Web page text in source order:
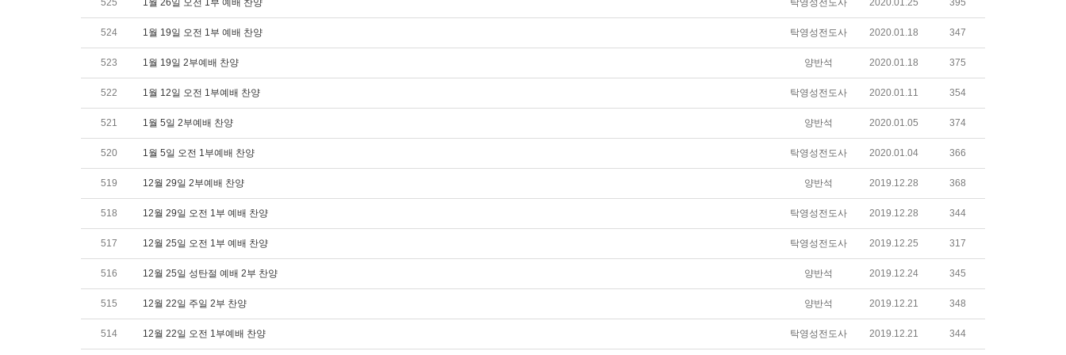
525 1월 26일 오전 1부 예배 찬양 탁영성전도사 2020.01.25 395
524 1월 19일 오전 1부 예배 찬양 탁영성전도사 2020.01.18 347
523 1월 19일 2부예배 찬양 양반석 2020.01.18 375
522 1월 12일 오전 1부예배 찬양 탁영성전도사 2020.01.11 354
521 1월 5일 2부예배 찬양 양반석 2020.01.05 374
520 1월 5일 오전 1부예배 찬양 탁영성전도사 2020.01.04 366
519 12월 29일 2부예배 찬양 양반석 2019.12.28 368
518 12월 29일 오전 1부 예배 찬양 탁영성전도사 2019.12.28 344
517 12월 25일 오전 1부 예배 찬양 탁영성전도사 2019.12.25 317
516 12월 25일 성탄절 예배 2부 찬양 양반석 2019.12.24 345
515 12월 22일 주일 2부 찬양 양반석 2019.12.21 348
514 12월 22일 오전 1부예배 찬양 탁영성전도사 2019.12.21 344